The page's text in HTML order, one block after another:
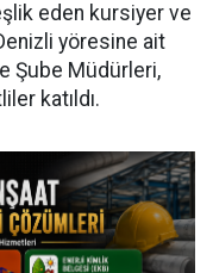
eden kursiyer ve
yöresine ait
Şube Müdürleri,
katıldı.